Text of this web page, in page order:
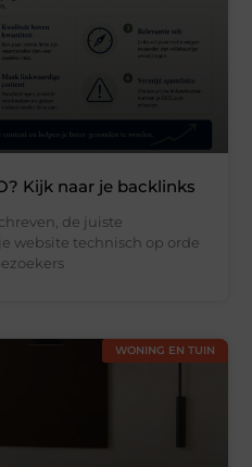
Kijk naar je backlinks
de juiste
website technisch op orde
WONING EN TUIN